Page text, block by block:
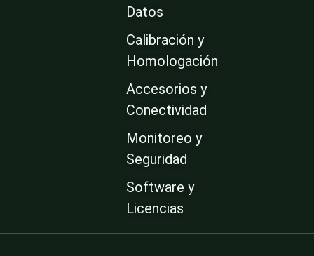
Datos
Calibración y
Homologación
Accesorios y
Conectividad
Monitoreo y
Seguridad
Software y
Licencias